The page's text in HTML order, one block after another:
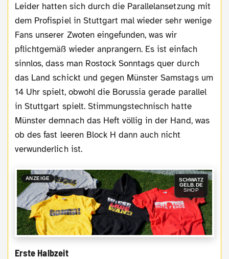
Leider hatten sich durch die Parallelansetzung mit
dem Profispiel in Stuttgart mal wieder sehr wenige
Fans unserer Zwoten eingefunden, was wir
pflichtgemäß wieder anprangern. Es ist einfach
sinnlos, dass man Rostock Sonntags quer durch
das Land schickt und gegen Münster Samstags um
14 Uhr spielt, obwohl die Borussia gerade parallel
in Stuttgart spielt. Stimmungstechnisch hatte
Münster demnach das Heft völlig in der Hand, was
ob des fast leeren Block H dann auch nicht
verwunderlich ist.
ANZEIGE
SCHWATZ
GELB.DE
SHOP
Erste Halbzeit